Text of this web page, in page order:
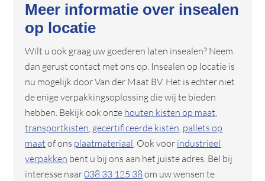
Meer informatie over insealen
op locatie
Wilt u ook graag uw goederen laten insealen? Neem
dan gerust contact met ons op. Insealen op locatie is
nu mogelijk door Van der Maat BV. Het is echter niet
de enige verpakkingsoplossing die wij te bieden
hebben. Bekijk ook onze houten kisten op maat,
transportkisten, gecertificeerde kisten, pallets op
maat of ons plaatmateriaal. Ook voor industrieel
verpakken bent u bij ons aan het juiste adres. Bel bij
interesse naar038 33 125 38om uw wensen te